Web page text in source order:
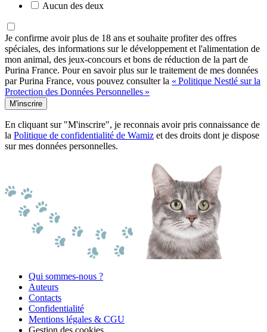
Aucun des deux
Je confirme avoir plus de 18 ans et souhaite profiter des offres
spéciales, des informations sur le développement et l'alimentation de
mon animal, des jeux-concours et bons de réduction de la part de
Purina France. Pour en savoir plus sur le traitement de mes données
par Purina France, vous pouvez consulter la « Politique Nestlé sur la
Protection des Données Personnelles »
M'inscrire
En cliquant sur "M'inscrire", je reconnais avoir pris connaissance de
la Politique de confidentialité de Wamiz et des droits dont je dispose
sur mes données personnelles.
Qui sommes-nous ?
Auteurs
Contacts
Confidentialité
Mentions légales & CGU